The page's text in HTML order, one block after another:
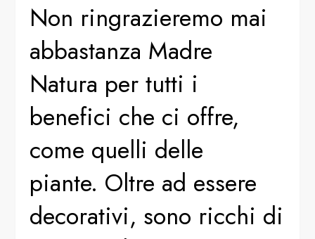
Non ringrazieremo mai
abbastanza Madre
Natura per tutti i
benefici che ci offre,
come quelli delle
piante. Oltre ad essere
decorativi, sono ricchi di